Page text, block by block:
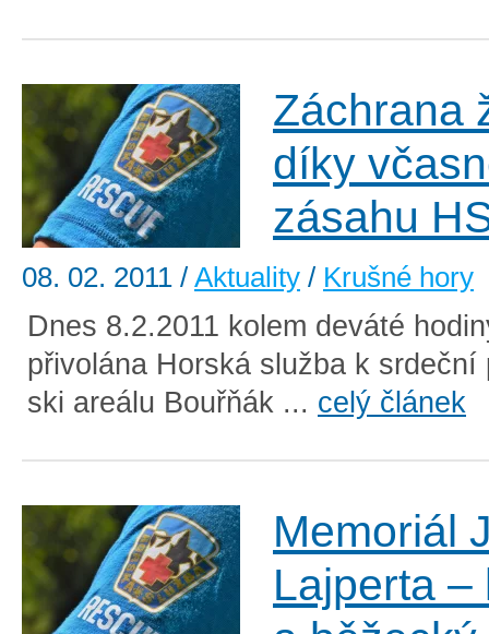
Záchrana
díky
zásahu
08. 02. 2011 / Aktuality / Krušné hory
Dnes 8.2.2011 kolem deváté
přivolána Horská služba k srdeční
ski areálu Bouřňák ... celý článek
Memoriál
Lajperta –